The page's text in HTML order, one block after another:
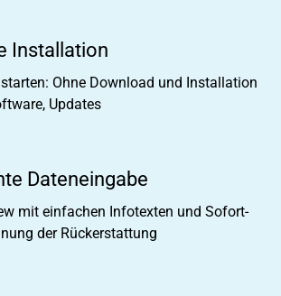
Installation
Ohne Download und Installation
Updates
Dateneingabe
mit einfachen Infotexten und Sofort-
der Rückerstattung